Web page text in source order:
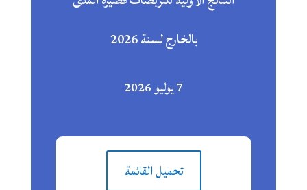
بالخارج لسنة 2026
7 يوليو 2026
تحميل القائمة